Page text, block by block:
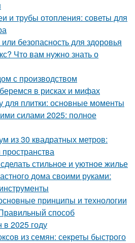
и трубы отопления: советы для
безопасность для здоровья
Что вам нужно знать о
с производством
в рисках и мифах
для плитки: основные моменты
силами 2025: полное
из 30 квадратных метров:
стильное и уютное жилье
дома своими руками:
принципы и технологии
способ
2025 году
из семян: секреты быстрого